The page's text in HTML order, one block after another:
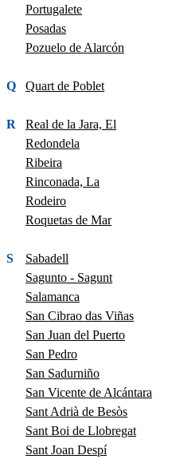
Portugalete
Posadas
Pozuelo de Alarcón
Q Quart de Poblet
R
Real de la Jara, El
Redondela
Ribeira
Rinconada, La
Rodeiro
Roquetas de Mar
S
Sabadell
Sagunto - Sagunt
Salamanca
San Cibrao das Viñas
San Juan del Puerto
San Pedro
San Sadurniño
San Vicente de Alcántara
Sant Adrià de Besòs
Sant Boi de Llobregat
Sant Joan Despí